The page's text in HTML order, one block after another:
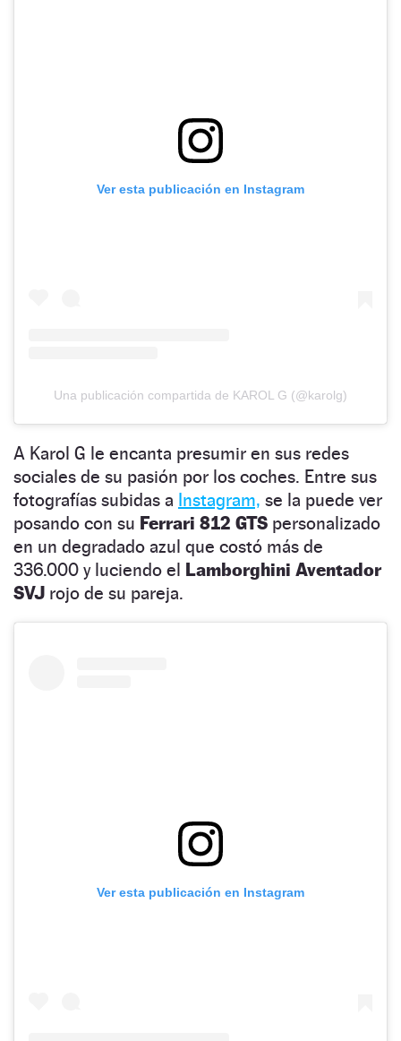
Ver esta publicación en Instagram
Una publicación compartida de KAROL G (@karolg)
A Karol G le encanta presumir en sus redes
sociales de su pasión por los coches. Entre sus
fotografías subidas a Instagram, se la puede ver
posando con su Ferrari 812 GTS personalizado
en un degradado azul que costó más de
336.000 y luciendo el Lamborghini Aventador
SVJ rojo de su pareja.
Ver esta publicación en Instagram